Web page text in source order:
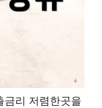
금리 저렴한곳을